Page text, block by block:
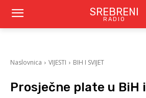
SREBRENI
RADIO
Naslovnica VIJESTI BIH I SVIJET
Prosječne plate u BiH